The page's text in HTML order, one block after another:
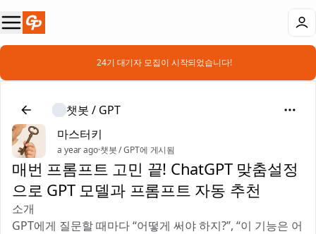
📣 24기 대기자 모집이 시작되었습니다!
챗봇 / GPT
마스터키
a year ago·챗봇 / GPT에 게시됨
매번 프롬프트 고민 끝! ChatGPT 맞춤설정
으로 GPT 모델과 프롬프트 자동 추천
소개
GPT에게 질문할 때마다 “어떻게 써야 하지?”, “이 기능은 어